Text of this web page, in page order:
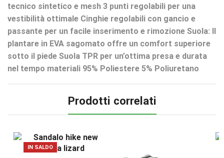
tecnico sintetico e mesh 3 punti regolabili per una
vestibilità ottimale Cinghie regolabili con gancio e
passante per un facile inserimento e rimozione Suola: Il
plantare in EVA sagomato offre un comfort superiore
sotto il piede Suola TPR per un’ottima presa e durata
nel tempo materiali 95% Poliestere 5% Poliuretano
Prodotti correlati
IN SALDO